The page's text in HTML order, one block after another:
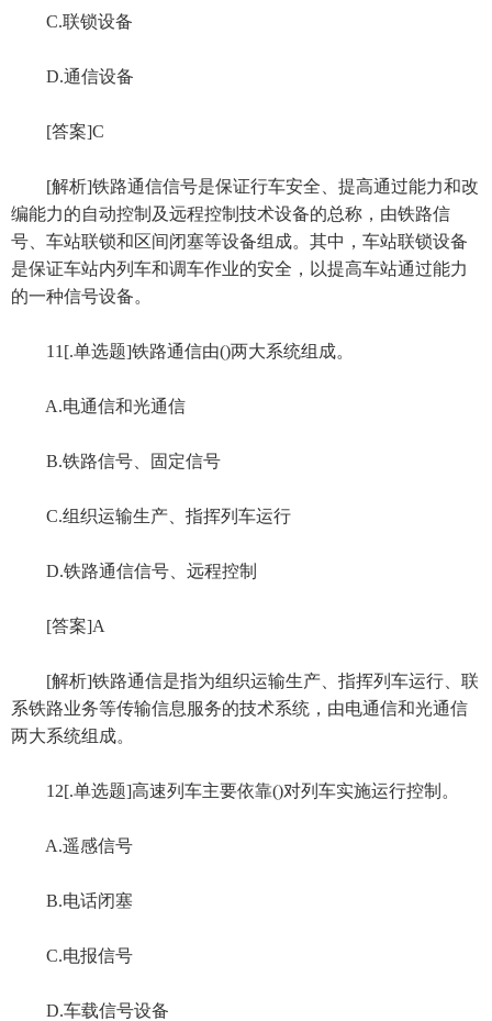
C.联锁设备
D.通信设备
[答案]C
[解析]铁路通信信号是保证行车安全、提高通过能力和改
编能力的自动控制及远程控制技术设备的总称，由铁路信
号、车站联锁和区间闭塞等设备组成。其中，车站联锁设备
是保证车站内列车和调车作业的安全，以提高车站通过能力
的一种信号设备。
11[.单选题]铁路通信由()两大系统组成。
A.电通信和光通信
B.铁路信号、固定信号
C.组织运输生产、指挥列车运行
D.铁路通信信号、远程控制
[答案]A
[解析]铁路通信是指为组织运输生产、指挥列车运行、联
系铁路业务等传输信息服务的技术系统，由电通信和光通信
两大系统组成。
12[.单选题]高速列车主要依靠()对列车实施运行控制。
A.遥感信号
B.电话闭塞
C.电报信号
D.车载信号设备